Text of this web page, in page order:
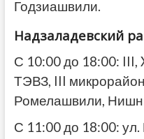
Годзиашвили.
Надзаладевский
С 10:00 до 18:00: III,
ТЭВЗ, III микрорайон
Ромелашвили,
С 11:00 до 18:00: ул.